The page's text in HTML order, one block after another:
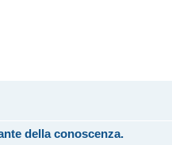
della conoscenza.